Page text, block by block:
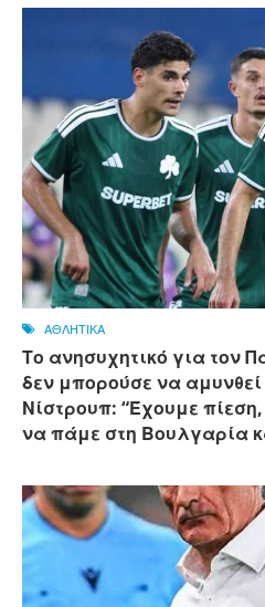
ΑΘΛΗΤΙΚΑ
Το ανησυχητικό για τον
δεν μπορούσε να
Νίστρουπ: “Έχουμε
να πάμε στη Βουλγαρία